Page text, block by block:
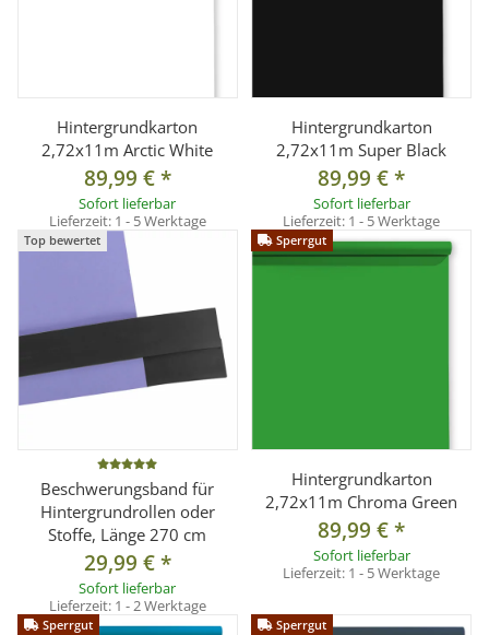
Hintergrundkarton
2,72x11m Arctic White
89,99 €*
Sofort lieferbar
Lieferzeit: 1 - 5 Werktage
Hintergrundkarton
2,72x11m Super Black
89,99 €*
Sofort lieferbar
Lieferzeit: 1 - 5 Werktage
Top bewertet
Beschwerungsband für
Hintergrundrollen oder
Stoffe, Länge 270 cm
29,99 €*
Sofort lieferbar
Lieferzeit: 1 - 2 Werktage
Sperrgut
Hintergrundkarton
2,72x11m Chroma Green
89,99 €*
Sofort lieferbar
Lieferzeit: 1 - 5 Werktage
Sperrgut Sperrgut